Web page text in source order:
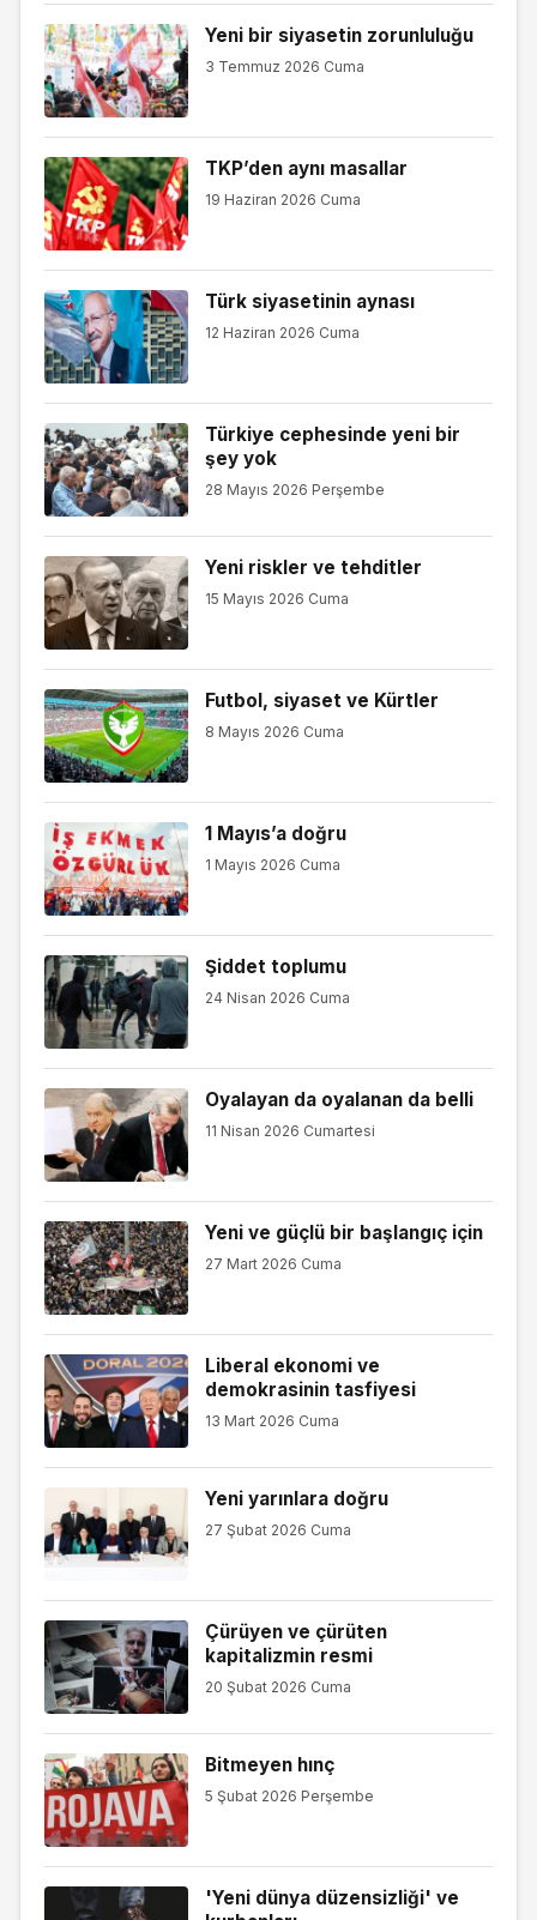
Yeni bir siyasetin zorunluluğu
3 Temmuz 2026 Cuma
TKP’den aynı masallar
19 Haziran 2026 Cuma
Türk siyasetinin aynası
12 Haziran 2026 Cuma
Türkiye cephesinde yeni bir
şey yok
28 Mayıs 2026 Perşembe
Yeni riskler ve tehditler
15 Mayıs 2026 Cuma
Futbol, siyaset ve Kürtler
8 Mayıs 2026 Cuma
1 Mayıs’a doğru
1 Mayıs 2026 Cuma
Şiddet toplumu
24 Nisan 2026 Cuma
Oyalayan da oyalanan da belli
11 Nisan 2026 Cumartesi
Yeni ve güçlü bir başlangıç için
27 Mart 2026 Cuma
Liberal ekonomi ve
demokrasinin tasfiyesi
13 Mart 2026 Cuma
Yeni yarınlara doğru
27 Şubat 2026 Cuma
Çürüyen ve çürüten
kapitalizmin resmi
20 Şubat 2026 Cuma
Bitmeyen hınç
5 Şubat 2026 Perşembe
'Yeni dünya düzensizliği' ve